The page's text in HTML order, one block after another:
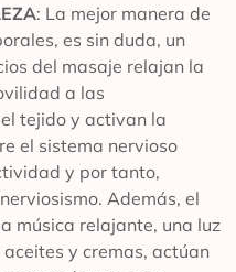
: La mejor manera de
es sin duda, un
del masaje relajan la
a las
tejido y activan la
el sistema nervioso
y por tanto,
Además, el
música relajante, una luz
y cremas, actúan